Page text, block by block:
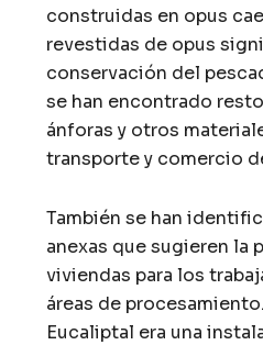
construidas en opus
revestidas de opus
conservación del
se han encontrado
ánforas y otros
transporte y comercio
También se han
anexas que sugieren la
viviendas para los
áreas de
Eucaliptal era una